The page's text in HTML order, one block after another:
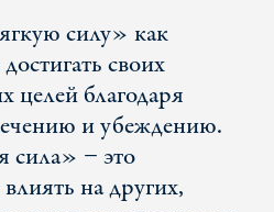
силу» как
своих
целей благодаря
и убеждению.
сила» − это
на других,